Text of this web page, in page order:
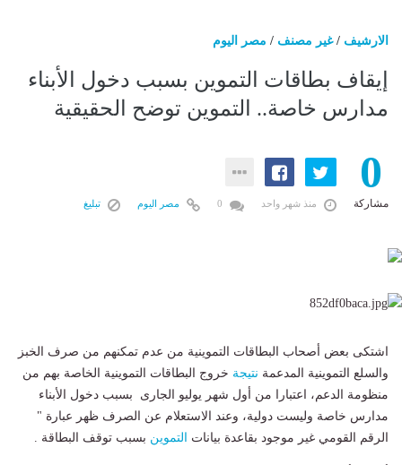
الارشيف /غير مصنف / مصر اليوم
إيقاف بطاقات التموين بسبب دخول الأبناء
مدارس خاصة.. التموين توضح الحقيقية
0
مشاركة منذ شهر واحد مصر اليوم تبليغ
اشتكى بعض أصحاب البطاقات التموينية من عدم تمكنهم من صرف الخبز
والسلع التموينية المدعمة نتيجة خروج البطاقات التموينية الخاصة بهم من
منظومة الدعم، اعتبارا من أول شهر يوليو الجارى بسبب دخول الأبناء
مدارس خاصة وليست دولية، وعند الاستعلام عن الصرف ظهر عبارة "
الرقم القومي غير موجود بقاعدة بيانات
التموين بسبب توقف البطاقة .